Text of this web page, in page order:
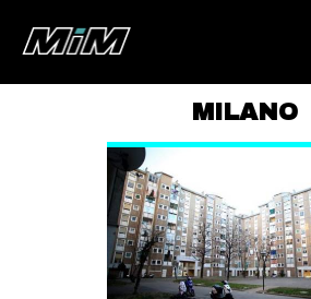
AREA
DEGENERAZIONE
MILANO